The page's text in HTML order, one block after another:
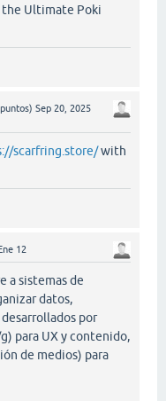
Ultimate Poki
puntos) Sep 20, 2025
scarfring.store/with
Ene 12
a sistemas de
datos,
por
para UX y contenido,
de medios) para